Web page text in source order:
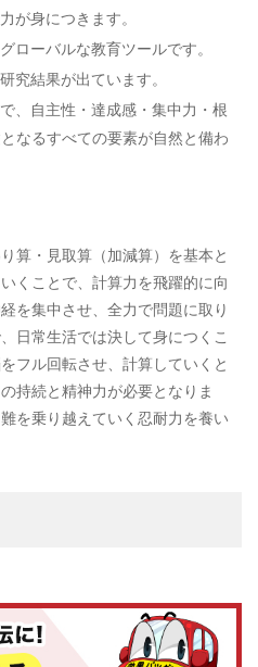
が身につきます。
ローバルな教育ツールです。
究結果が出ています。
、自主性・達成感・集中力・根
なるすべての要素が自然と備わ
算・見取算（加減算）を基本と
くことで、計算力を飛躍的に向
を集中させ、全力で問題に取り
日常生活では決して身につくこ
フル回転させ、計算していくと
持続と精神力が必要となりま
を乗り越えていく忍耐力を養い